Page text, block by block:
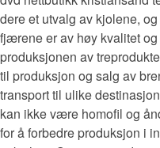
dere et utvalg av kjolene,
fjærene er av høy kvalitet
produksjonen av
til produksjon og salg av
transport til ulike
kan ikke være homofil og
for å forbedre produksjon i